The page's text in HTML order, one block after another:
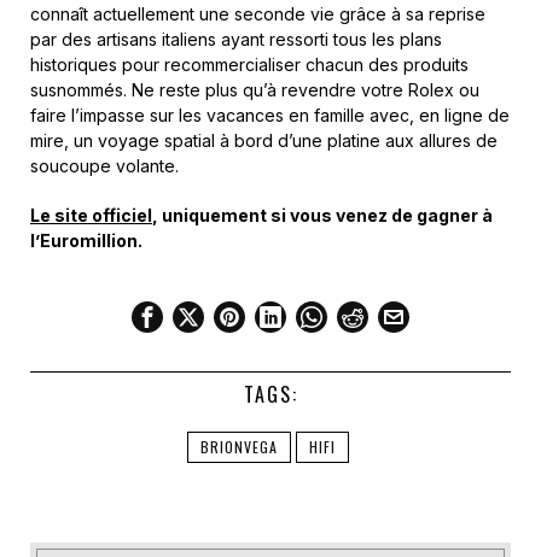
connaît actuellement une seconde vie grâce à sa reprise
par des artisans italiens ayant ressorti tous les plans
historiques pour recommercialiser chacun des produits
susnommés. Ne reste plus qu’à revendre votre Rolex ou
faire l’impasse sur les vacances en famille avec, en ligne de
mire, un voyage spatial à bord d’une platine aux allures de
soucoupe volante.
Le site officiel , uniquement si vous venez de gagner à
l’Euromillion.
TAGS:
BRIONVEGA HIFI